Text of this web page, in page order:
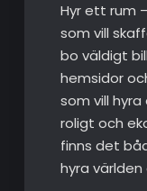
Hyr ett rum
som vill
bo väldigt
hemsidor
som vill
roligt och
finns det
hyra världen